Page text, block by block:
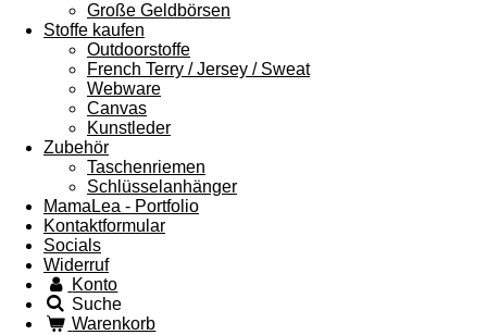
Große Geldbörsen
Stoffe kaufen
Outdoorstoffe
French Terry / Jersey / Sweat
Webware
Canvas
Kunstleder
Zubehör
Taschenriemen
Schlüsselanhänger
MamaLea - Portfolio
Kontaktformular
Socials
Widerruf
Konto
Suche
Warenkorb